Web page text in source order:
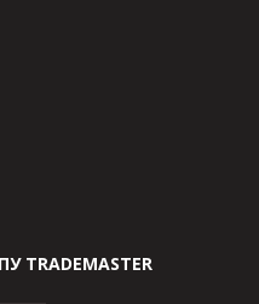
TRADEMASTER